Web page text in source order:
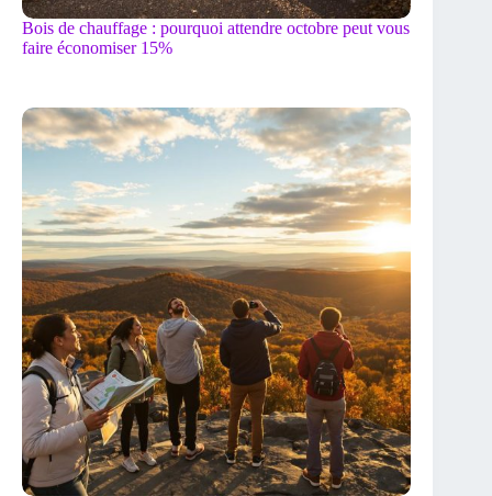
Bois de chauffage : pourquoi attendre octobre peut vous
faire économiser 15%